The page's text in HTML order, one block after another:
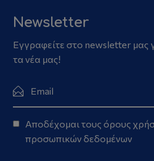
Newsletter
Εγγραφείτε στο newsletter μας
τα νέα μας!
Αποδέχομαι τους όρους
προσωπικών δεδομένων